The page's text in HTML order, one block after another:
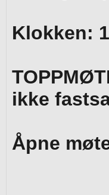
Klokken:
ikke
Åpne